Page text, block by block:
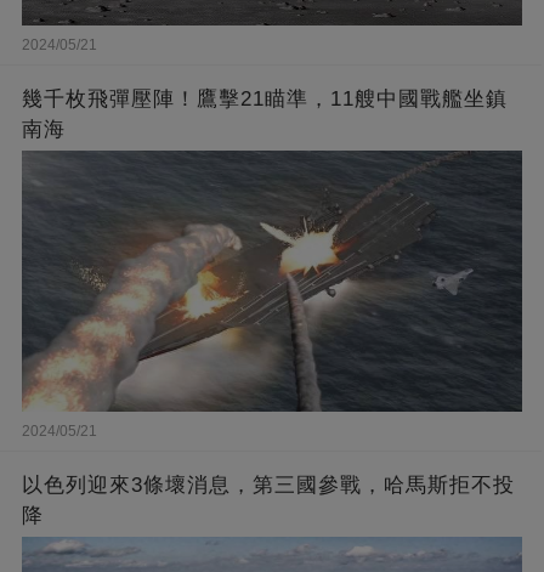
2024/05/21
幾千枚飛彈壓陣！鷹擊21瞄準，11艘中國戰艦坐鎮
南海
2024/05/21
以色列迎來3條壞消息，第三國參戰，哈馬斯拒不投
降